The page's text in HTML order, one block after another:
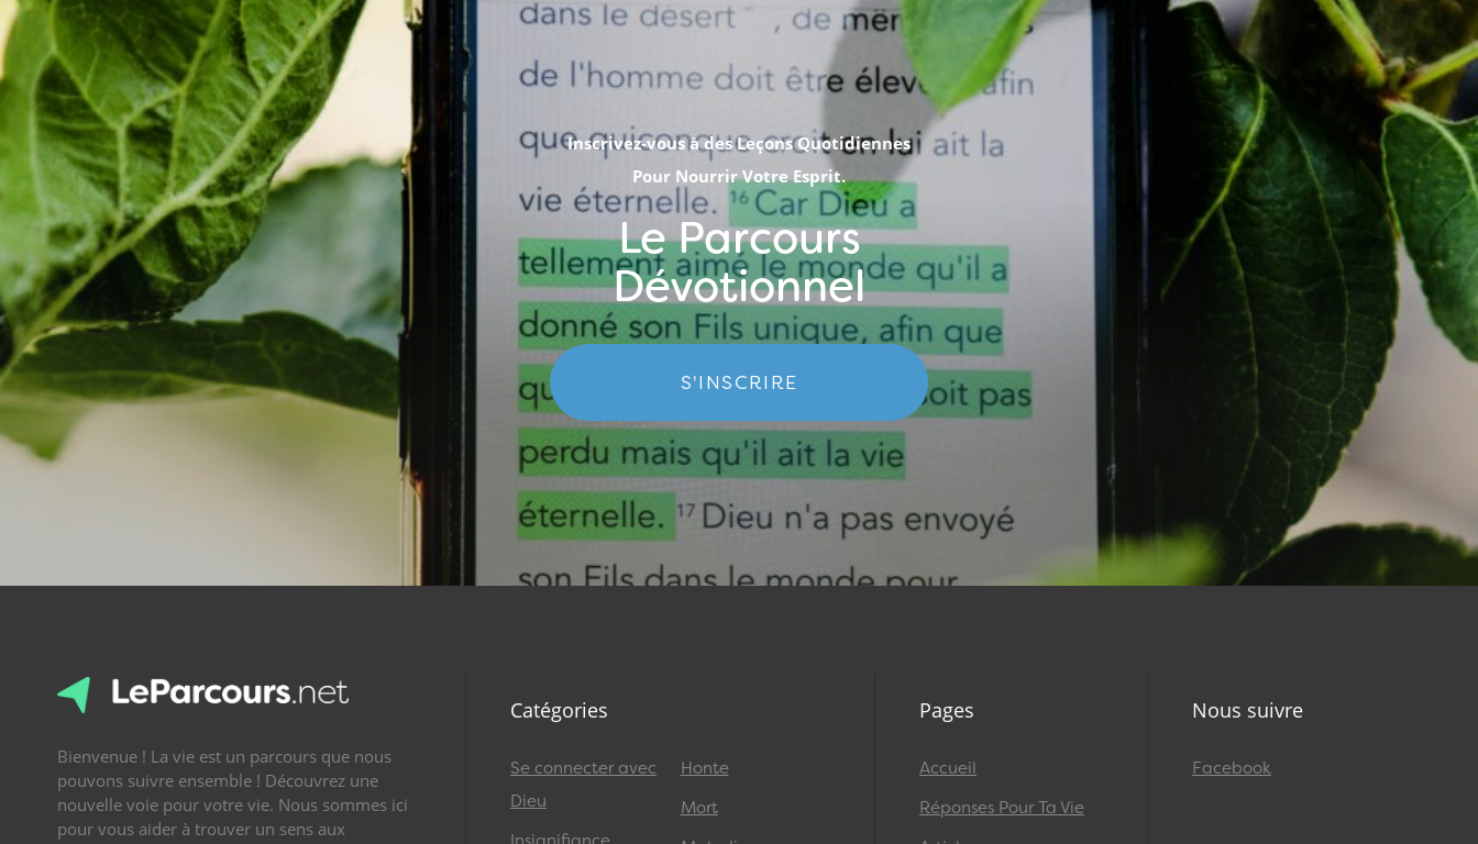
Inscrivez-vous à des Leçons Quotidiennes
Pour Nourrir Votre Esprit.
Le Parcours
Dévotionnel
S'INSCRIRE
Bienvenue ! La vie est un parcours que nous
pouvons suivre ensemble ! Découvrez une
nouvelle voie pour votre vie. Nous sommes ici
pour vous aider à trouver un sens aux
Catégories
Se connecter avec
Dieu
Honte
Mort
Pages
Accueil
Réponses Pour Ta Vie
Nous suivre
Facebook